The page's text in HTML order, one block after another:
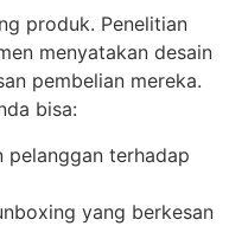
produk. Penelitian
menyatakan desain
pembelian mereka.
bisa:
pelanggan terhadap
yang berkesan